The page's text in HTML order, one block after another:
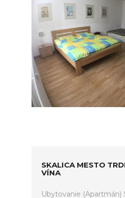
SKALICA MESTO
VÍNA
Ubytovanie (Apartmán)